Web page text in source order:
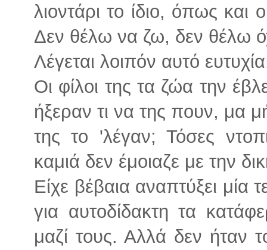
λιοντάρι το ίδιο, όπως και
Δεν θέλω να ζω, δεν θέλω
Λέγεται λοιπόν αυτό
Οι φίλοι της τα ζώα την
ήξεραν τι να της πουν, μα
της το 'λέγαν; Τόσες
καμιά δεν έμοιαζε με την
Είχε βέβαια αναπτύξει μία
για αυτοδίδακτη τα
μαζί τους. Αλλά δεν ήταν